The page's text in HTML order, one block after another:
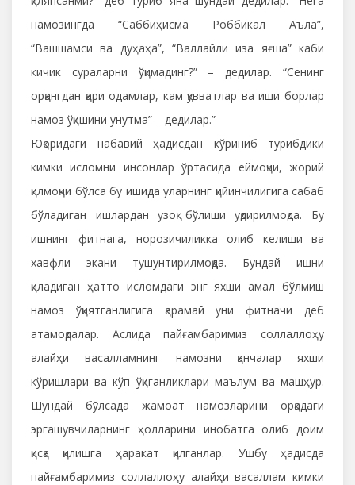
намозингда “Саббиҳисма Роббикал Аъла”,
“Вашшамси ва дуҳаҳа”, “Валлайли иза яғша” каби
кичик сураларни ўқимадинг?” – дедилар. “Сенинг
орқангдан қари одамлар, кам қувватлар ва иши борлар
намоз ўқишини унутма” – дедилар.”
Юқоридаги набавий ҳадисдан кўриниб турибдики
кимки исломни инсонлар ўртасида ёймоқчи, жорий
қилмоқчи бўлса бу ишида уларнинг қийинчилигига сабаб
бўладиган ишлардан узоқ бўлиши уқдирилмоқда. Бу
ишнинг фитнага, норозичиликка олиб келиши ва
хавфли экани тушунтирилмоқда. Бундай ишни
қиладиган ҳатто исломдаги энг яхши амал бўлмиш
намоз ўқиятганлигига қарамай уни фитначи деб
атамоқдалар. Аслида пайғамбаримиз соллаллоҳу
алайҳи васалламнинг намозни қанчалар яхши
кўришлари ва кўп ўқиганликлари маълум ва машҳур.
Шундай бўлсада жамоат намозларини орқадаги
эргашувчиларнинг ҳолларини инобатга олиб доим
қисқа қилишга ҳаракат қилганлар. Ушбу ҳадисда
пайғамбаримиз соллаллоҳу алайҳи васаллам кимки